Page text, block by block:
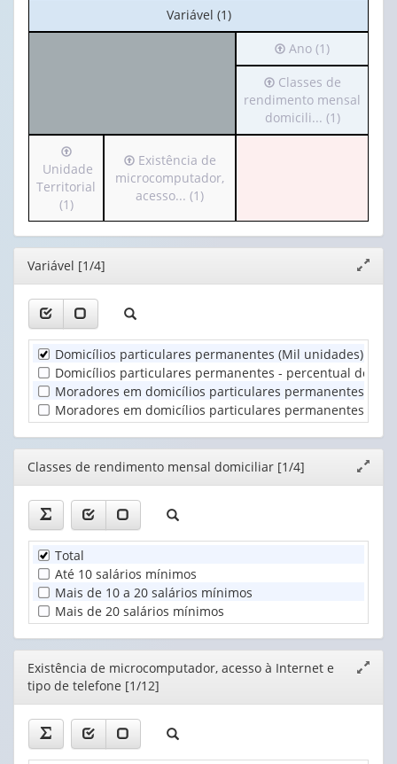
No
cabeçalho:
Variável (1)
Irá
para
o
cabeçalho
(possui
apenas
(1)
Ano (1)
Irá
para
o
cabeçalho
Classes
Classes de
rendimento mensal
domicili... (1)
Irá
para
o
cabeçalho
(possui
apenas
valor):
Unidade
Territorial
(1)
Unidade
Territorial
(1)
Irá
para
apenas
valor):
Existência
de
microcomputador,
acesso...
(1)
Existência de
microcomputador,
acesso... (1)
Editor
janela
Variável [1/4]
Domicílios particulares permanentes (Mil unidades)
Domicílios particulares permanentes - percentual do
Moradores em domicílios particulares permanentes (Mil
Moradores em domicílios particulares permanentes -
Editor
janela
Classes de rendimento mensal domiciliar [1/4]
Total
Até 10 salários mínimos
Mais de 10 a 20 salários mínimos
Mais de 20 salários mínimos
Editor
Existência de microcomputador, acesso à Internet e
tipo de telefone [1/12]